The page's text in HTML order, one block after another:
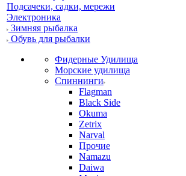
Подсачеки, садки, мережи
Электроника
Зимняя рыбалка
Обувь для рыбалки
Фидерные Удилища
Морские удилища
Спиннинги
Flagman
Black Side
Okuma
Zetrix
Narval
Прочие
Namazu
Daiwa